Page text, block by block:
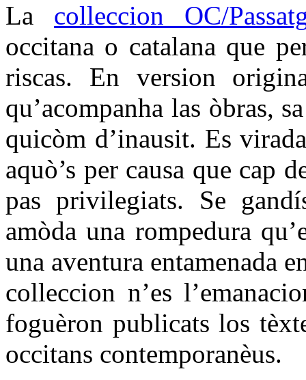
La colleccion OC/
occitana o catalana que
riscas. En version
qu’acompanha las òbras,
quicòm d’inausit. Es
aquò’s per causa que cap
pas privilegiats. Se
amòda una rompedura
una aventura entamenada
colleccion n’es
foguèron publicats los
occitans contemporanèus.